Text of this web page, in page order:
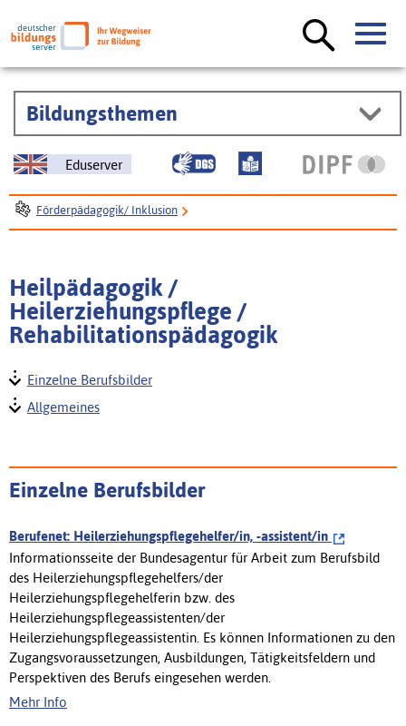
Bildungsthemen
Eduserver
Förderpädagogik/ Inklusion
Heilpädagogik / Heilerziehungspflege / Rehabilitationspädagogik
Heilpädagogik /
Heilerziehungspflege /
Rehabilitationspädagogik
Einzelne Berufsbilder
Allgemeines
Einzelne Berufsbilder
Berufenet: Heilerziehungspflegehelfer/in, -assistent/in
Informationsseite der Bundesagentur für Arbeit zum Berufsbild
des Heilerziehungspflegehelfers/der
Heilerziehungspflegehelferin bzw. des
Heilerziehungspflegeassistenten/der
Heilerziehungspflegeassistentin. Es können Informationen zu den
Zugangsvoraussetzungen, Ausbildungen, Tätigkeitsfeldern und
Perspektiven des Berufs eingesehen werden.
Mehr Info